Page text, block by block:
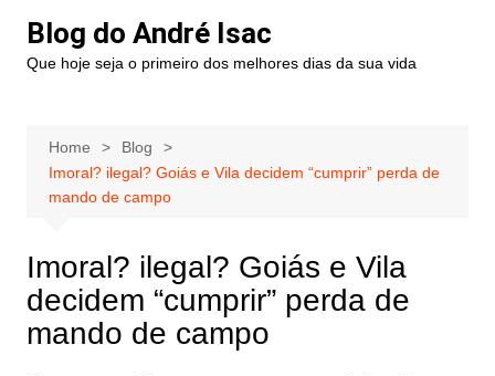
Blog do André Isac
Que hoje seja o primeiro dos melhores dias da sua vida
Home
Blog
Imoral? ilegal? Goiás e Vila decidem “cumprir” perda de
mando de campo
Imoral? ilegal? Goiás e Vila
decidem “cumprir” perda de
mando de campo